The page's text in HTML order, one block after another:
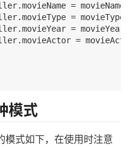
=
=
=
=
模式
式如下，在使用时注意